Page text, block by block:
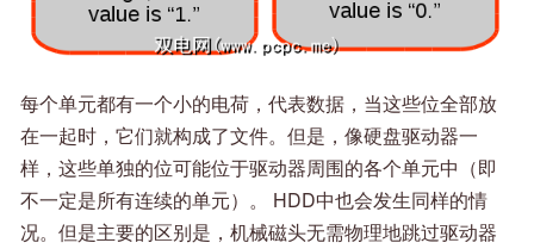
每个单元都有一个小的电荷，代表数据，当这些位全部放
在一起时，它们就构成了文件。但是，像硬盘驱动器一
样，这些单独的位可能位于驱动器周围的各个单元中（即
不一定是所有连续的单元）。 HDD中也会发生同样的情
况。但是主要的区别是，机械磁头无需物理地跳过驱动器